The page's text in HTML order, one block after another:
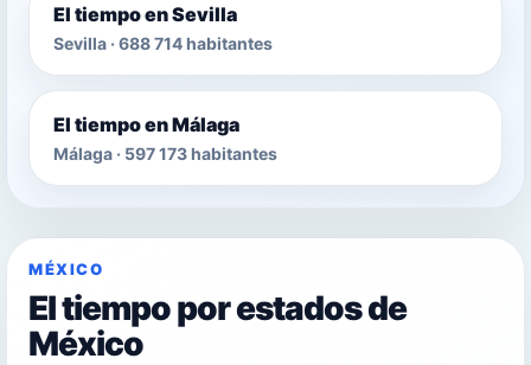
El tiempo en Sevilla
Sevilla · 688 714 habitantes
El tiempo en Málaga
Málaga · 597 173 habitantes
MÉXICO
El tiempo por estados de
México